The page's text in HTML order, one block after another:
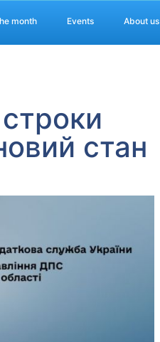
month Events About us
стан